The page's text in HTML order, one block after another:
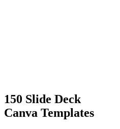
150 Slide Deck
Canva Templates